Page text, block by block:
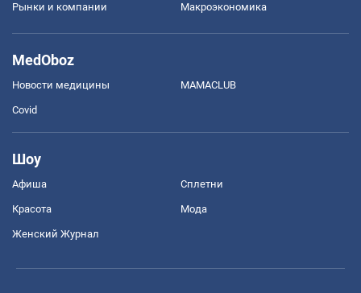
Рынки и компании Mакроэкономика
MedOboz
Новости медицины MAMACLUB
Covid
Шоу
Афиша Сплетни
Красота Мода
Женский Журнал